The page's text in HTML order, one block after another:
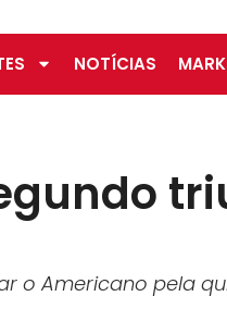
NOTÍCIAS
o Americano pela